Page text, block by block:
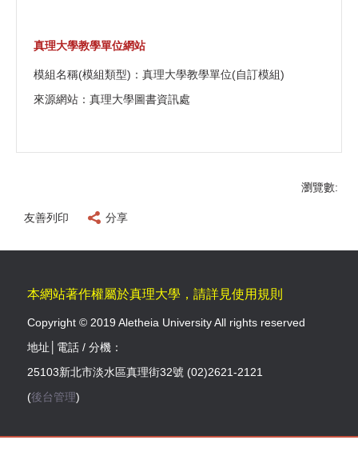
真理大學教學單位網站
模組名稱(模組類型)：真理大學教學單位(自訂模組)
來源網站：真理大學圖書資訊處
瀏覽數:
友善列印 分享
本網站著作權屬於真理大學，請詳見使用規則
Copyright © 2019 Aletheia University All rights reserved
地址│電話 / 分機：
25103新北市淡水區真理街32號 (02)2621-2121
(後台管理)